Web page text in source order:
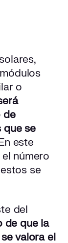
o
de
que se
este
número
se
del
de que la
valora el